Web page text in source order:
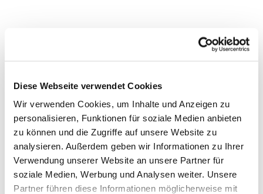
Diese Webseite verwendet Cookies
Wir verwenden Cookies, um Inhalte und Anzeigen zu
personalisieren, Funktionen für soziale Medien anbieten
zu können und die Zugriffe auf unsere Website zu
analysieren. Außerdem geben wir Informationen zu Ihrer
Verwendung unserer Website an unsere Partner für
soziale Medien, Werbung und Analysen weiter. Unsere
Partner führen diese Informationen möglicherweise mit
Dies könnte Sie auch
interessieren